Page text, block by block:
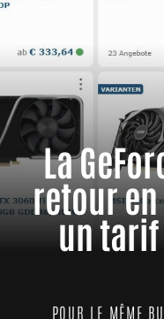
La
retour en
un
POUR LE MÊME